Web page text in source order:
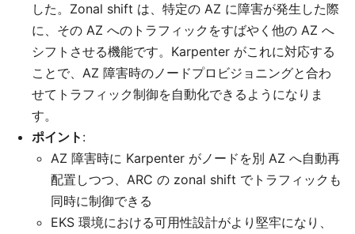
した。Zonal shift は、特定の AZ に障害が発生した際
に、その AZ へのトラフィックをすばやく他の AZ へ
シフトさせる機能です。Karpenter がこれに対応する
ことで、AZ 障害時のノードプロビジョニングと合わ
せてトラフィック制御を自動化できるようになりま
す。
ポイント :
AZ 障害時に Karpenter がノードを別 AZ へ自動再
配置しつつ、ARC の zonal shift でトラフィックも
同時に制御できる
EKS 環境における可用性設計がより堅牢になり、